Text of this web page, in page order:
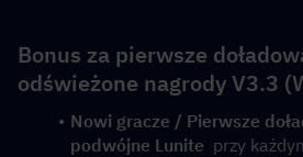
Bonus za pierwsze
odświeżone nagrody V3.3
Nowi gracze / Pierwsze
podwójne Lunite
przy